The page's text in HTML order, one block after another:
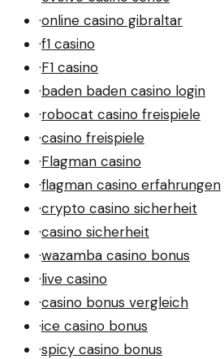
·online casino gibraltar
·f1 casino
·F1 casino
·baden baden casino login
·robocat casino freispiele
·casino freispiele
·Flagman casino
·flagman casino erfahrungen
·crypto casino sicherheit
·casino sicherheit
·wazamba casino bonus
·live casino
·casino bonus vergleich
·ice casino bonus
·spicy casino bonus